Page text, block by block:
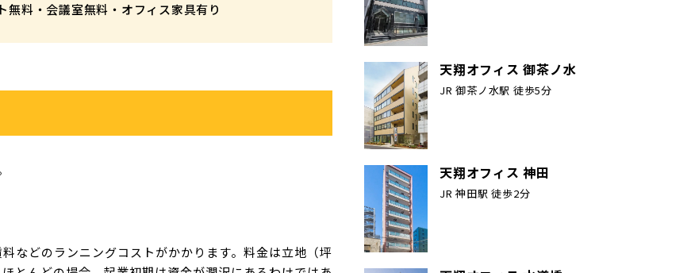
無料・ 会議室無料・オフィス家具有り
などのランニングコストがかかります。料金は立地（坪
天翔オフィス 御茶ノ水
JR 御茶ノ水駅 徒歩5分
天翔オフィス 神田
JR 神田駅 徒歩2分